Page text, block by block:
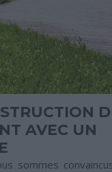
AVEC UN
sommes